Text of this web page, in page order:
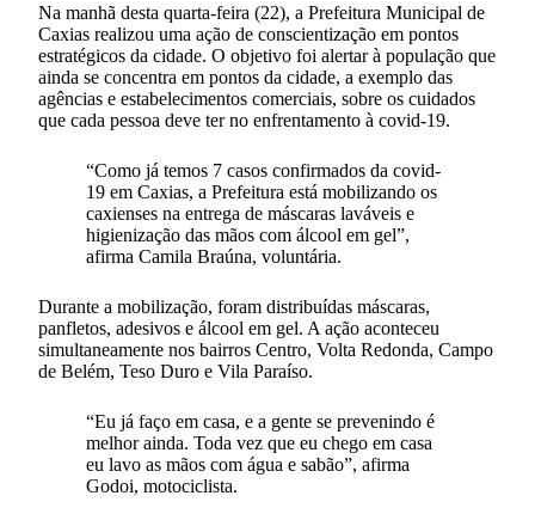
Na manhã desta quarta-feira (22), a Prefeitura Municipal de
Caxias realizou uma ação de conscientização em pontos
estratégicos da cidade. O objetivo foi alertar à população que
ainda se concentra em pontos da cidade, a exemplo das
agências e estabelecimentos comerciais, sobre os cuidados
que cada pessoa deve ter no enfrentamento à covid-19.
“Como já temos 7 casos confirmados da covid-
19 em Caxias, a Prefeitura está mobilizando os
caxienses na entrega de máscaras laváveis e
higienização das mãos com álcool em gel”,
afirma Camila Braúna, voluntária.
Durante a mobilização, foram distribuídas máscaras,
panfletos, adesivos e álcool em gel. A ação aconteceu
simultaneamente nos bairros Centro, Volta Redonda, Campo
de Belém, Teso Duro e Vila Paraíso.
“Eu já faço em casa, e a gente se prevenindo é
melhor ainda. Toda vez que eu chego em casa
eu lavo as mãos com água e sabão”, afirma
Godoi, motociclista.